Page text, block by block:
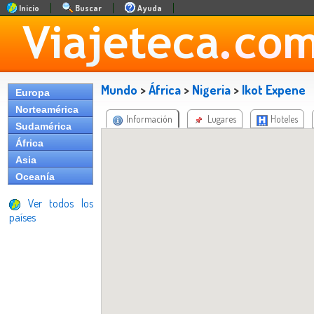
Inicio Buscar Ayuda
Europa
Norteamérica
Sudamérica
África
Asia
Oceanía
Ver todos los
países
Mundo >África > Nigeria > Ikot Expene
Información Lugares Hoteles